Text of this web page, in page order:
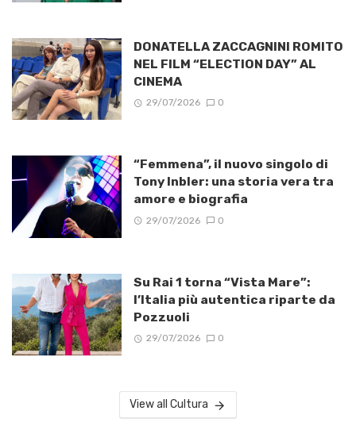
DONATELLA ZACCAGNINI ROMITO
NEL FILM “ELECTION DAY” AL
CINEMA
29/07/2026 0
“Femmena”, il nuovo singolo di
Tony Inbler: una storia vera tra
amore e biografia
29/07/2026 0
Su Rai 1 torna “Vista Mare”:
l’Italia più autentica riparte da
Pozzuoli
29/07/2026 0
View all Cultura